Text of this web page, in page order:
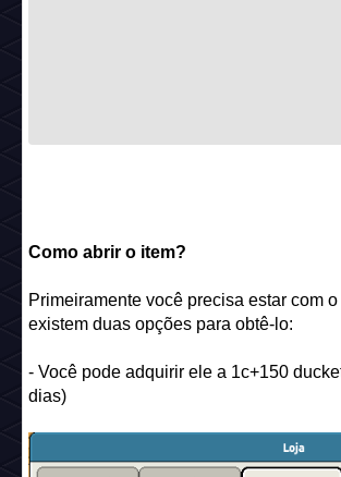
Como abrir o item?
Primeiramente você precisa estar com
existem duas opções para obtê-lo:
- Você pode adquirir ele a 1c+150
dias)